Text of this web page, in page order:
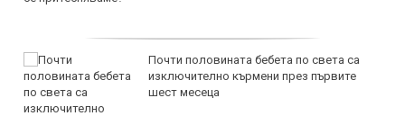
Почти половината бебета по света са
изключително кърмени през първите
шест месеца